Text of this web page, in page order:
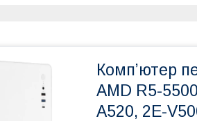
Комп’ютер
AMD R5-
A520, 2E-